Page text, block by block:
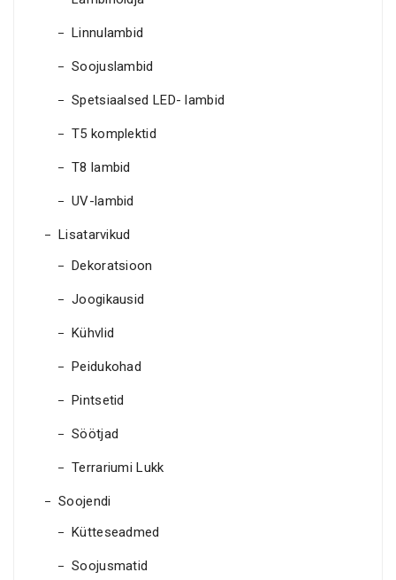
Linnulambid
Soojuslambid
Spetsiaalsed LED- lambid
T5 komplektid
T8 lambid
UV-lambid
Lisatarvikud
Dekoratsioon
Joogikausid
Kühvlid
Peidukohad
Pintsetid
Söötjad
Terrariumi Lukk
Soojendi
Kütteseadmed
Soojusmatid